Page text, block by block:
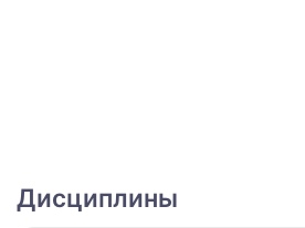
Дисциплины